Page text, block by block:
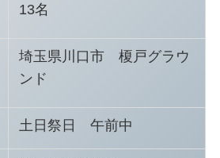
13名
埼玉県川口市 榎戸グラウ
ンド
土日祭日 午前中